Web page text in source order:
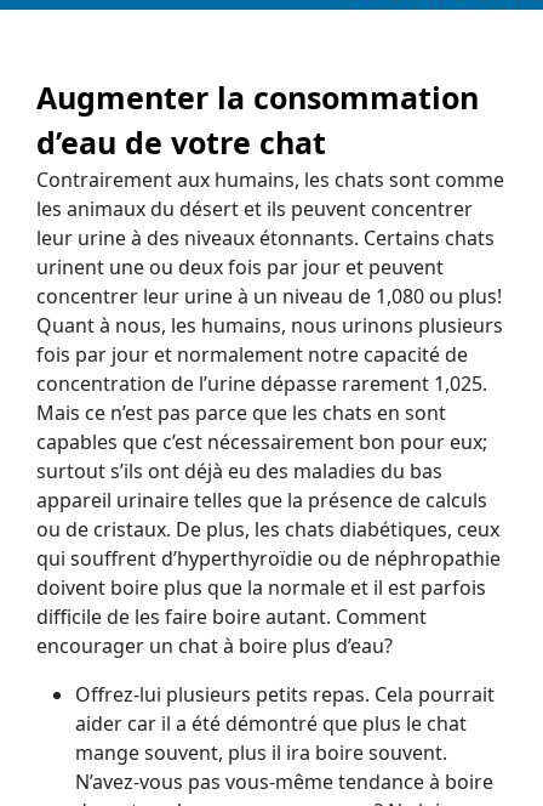
Augmenter la consommation
d’eau de votre chat
Contrairement aux humains, les chats sont comme
les animaux du désert et ils peuvent concentrer
leur urine à des niveaux étonnants. Certains chats
urinent une ou deux fois par jour et peuvent
concentrer leur urine à un niveau de 1,080 ou plus!
Quant à nous, les humains, nous urinons plusieurs
fois par jour et normalement notre capacité de
concentration de l’urine dépasse rarement 1,025.
Mais ce n’est pas parce que les chats en sont
capables que c’est nécessairement bon pour eux;
surtout s’ils ont déjà eu des maladies du bas
appareil urinaire telles que la présence de calculs
ou de cristaux. De plus, les chats diabétiques, ceux
qui souffrent d’hyperthyroïdie ou de néphropathie
doivent boire plus que la normale et il est parfois
difficile de les faire boire autant. Comment
encourager un chat à boire plus d’eau?
Offrez-lui plusieurs petits repas. Cela pourrait
aider car il a été démontré que plus le chat
mange souvent, plus il ira boire souvent.
N’avez-vous pas vous-même tendance à boire